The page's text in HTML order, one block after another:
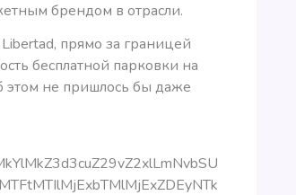
брендом в отрасли.
прямо за границей
бесплатной парковки на
этом не пришлось бы даже